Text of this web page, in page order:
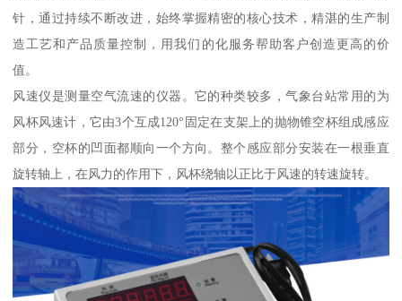
针，通过持续不断改进，始终掌握精密的核心技术，精湛的生产制
造工艺和产品质量控制，用我们的化服务帮助客户创造更高的价
值。
风速仪是测量空气流速的仪器。它的种类较多，气象台站常用的为
风杯风速计，它由3个互成120°固定在支架上的抛物锥空杯组成感应
部分，空杯的凹面都顺向一个方向。整个感应部分安装在一根垂直
旋转轴上，在风力的作用下，风杯绕轴以正比于风速的转速旋转。